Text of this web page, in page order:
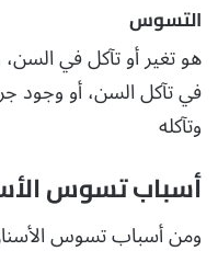
التسوس
هو تغير أو تآكل في
في تآكل السن، أو وجود
وتآكله
أسباب تسوس
ومن أسباب تسوس